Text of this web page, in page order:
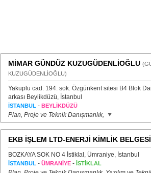
MİMAR GÜNDÜZ KUZUGÜDENLİOĞLU
KUZUGÜDENLİOĞLU)
Yakuplu cad. 194. sok. Özgünkent sitesi B4 Blok
arkası Beylikdüzü, İstanbul
İSTANBUL - BEYLİKDÜZÜ
Plan, Proje ve Teknik Danışmanlık,
EKB İŞLEM LTD-ENERJİ KİMLİK BELGESİ
BOZKAYA SOK NO 4 İstiklal, Ümraniye, İstanbul
İSTANBUL - ÜMRANİYE - İSTİKLAL